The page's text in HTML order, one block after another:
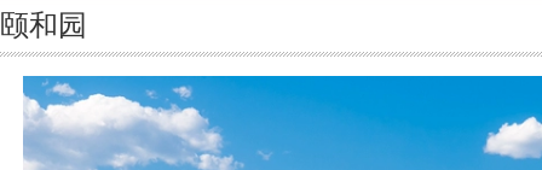
颐和园